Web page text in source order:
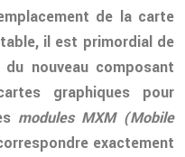
de la carte
il est primordial de
nouveau composant
graphiques pour
modules MXM (Mobile
exactement